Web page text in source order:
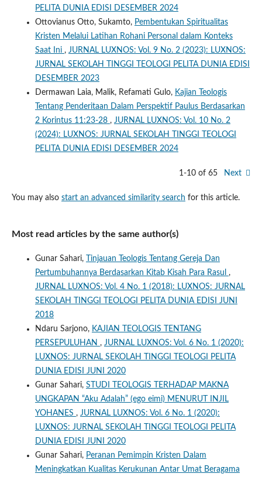
PELITA DUNIA EDISI DESEMBER 2024
Ottovianus Otto, Sukamto, Pembentukan Spiritualitas
Kristen Melalui Latihan Rohani Personal dalam Konteks
Saat Ini , JURNAL LUXNOS: Vol. 9 No. 2 (2023): LUXNOS:
JURNAL SEKOLAH TINGGI TEOLOGI PELITA DUNIA EDISI
DESEMBER 2023
Dermawan Laia, Malik, Refamati Gulo, Kajian Teologis
Tentang Penderitaan Dalam Perspektif Paulus Berdasarkan
2 Korintus 11:23-28 , JURNAL LUXNOS: Vol. 10 No. 2
(2024): LUXNOS: JURNAL SEKOLAH TINGGI TEOLOGI
PELITA DUNIA EDISI DESEMBER 2024
1-10 of 65 Next
You may also start an advanced similarity search for this article.
Most read articles by the same author(s)
Gunar Sahari,
Tinjauan Teologis Tentang Gereja Dan
Pertumbuhannya Berdasarkan Kitab Kisah Para Rasul ,
JURNAL LUXNOS: Vol. 4 No. 1 (2018): LUXNOS: JURNAL
SEKOLAH TINGGI TEOLOGI PELITA DUNIA EDISI JUNI
2018
Ndaru Sarjono, KAJIAN TEOLOGIS TENTANG
PERSEPULUHAN , JURNAL LUXNOS: Vol. 6 No. 1 (2020):
LUXNOS: JURNAL SEKOLAH TINGGI TEOLOGI PELITA
DUNIA EDISI JUNI 2020
Gunar Sahari, STUDI TEOLOGIS TERHADAP MAKNA
UNGKAPAN “Aku Adalah” (ego eimi) MENURUT INJIL
YOHANES , JURNAL LUXNOS: Vol. 6 No. 1 (2020):
LUXNOS: JURNAL SEKOLAH TINGGI TEOLOGI PELITA
DUNIA EDISI JUNI 2020
Gunar Sahari, Peranan Pemimpin Kristen Dalam
Meningkatkan Kualitas Kerukunan Antar Umat Beragama